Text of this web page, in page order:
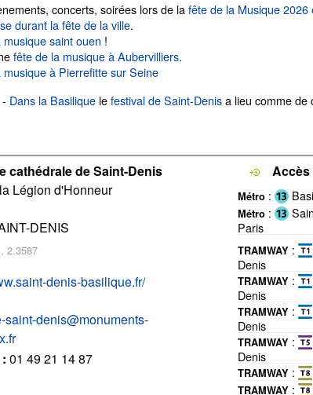
concerts, soirées lors de lafête de la Musique 2026
durant la fête de la ville.
musique saint ouen !
fête de la musique à Aubervilliers.
musique à Pierrefitte sur Seine
Dans la Basilique lefestival de Saint-Denisa lieu comme de
cathédrale de Saint-Denis
Légion d'Honneur
DENIS
, 2.3587
denis-basilique.fr/
saint-denis@monuments-
01 49 21 14 87
Accès
Métro :
Métro :
Paris
TRAMWAY :
Denis
TRAMWAY :
Denis
TRAMWAY :
Denis
TRAMWAY :
Denis
TRAMWAY :
TRAMWAY :